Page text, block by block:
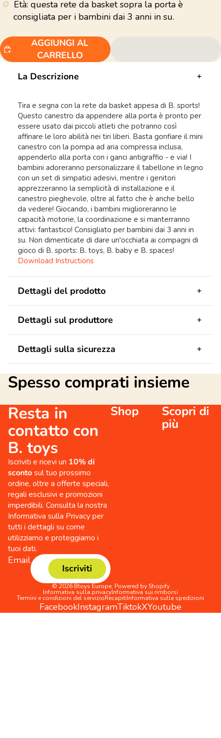
Età: questa rete da basket sopra la porta è
consigliata per i bambini dai 3 anni in su.
AGGIUNGI AL
CARRELLO
La Descrizione
Tira e segna con la rete da basket appesa di B. sports!
Questo canestro da appendere alla porta è pronto per
essere usato dai piccoli atleti che potranno così
affinare le loro abilità nei tiri liberi. Basta gonfiare il mini
canestro con la pompa ad aria compressa inclusa,
appenderlo alla porta con i ganci antigraffio - e via! I
bambini adoreranno personalizzare il tabellone in legno
con un set di simpatici adesivi, mentre i genitori
apprezzeranno la semplicità di installazione e il
canestro pieghevole, oltre al fatto che è anche bello
da vedere! Giocando, i bambini miglioreranno le
capacità motorie, la coordinazione e si manterranno
attivi: fantastico! Consigliato per bambini dai 3 anni in
su. Non dimenticate di dare un'occhiata ai compagni di
gioco di B. sports: B. toys, B. baby e B. spaces!
Download Instructions
Dettagli del prodotto
Dettagli sul produttore
Dettagli sulla sicurezza
Spesso comprati insieme
Resta in
contatto con
B. toys
Iscriviti e ricevi un 10% di
scontosul tuo prossimo
ordine, oltre a offerte speciali,
regali esclusivi e promozioni
imperdibili. Consulta la nostra
Informativa sulla Privacy per
tutti i dettagli su come
utilizziamo e proteggiamo i
tuoi dati.
Email
Iscriviti
Shop
Scopri di
più
© 2026 Btoys Europe, Powered by Shopify
Informativa sulla privacyInformativa sui rimborsi
Termini e condizioni del servizioRecapitiInformativa sulle spedizioni
FacebookInstagramTiktokXYoutube